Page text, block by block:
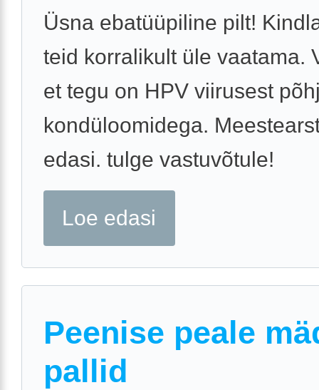
Üsna ebatüüpiline pilt!
teid korralikult üle vaatama.
et tegu on HPV viirusest
kondüloomidega.
edasi. tulge vastuvõtule!
Loe edasi
Peenise peale
pallid